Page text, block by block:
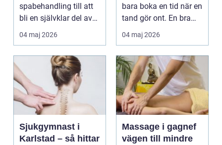
spabehandling till att
bli en självklar del av
mångas vardag...
04 maj 2026
bara boka en tid när en
tand gör ont. En bra
tandvårdskli...
04 maj 2026
Sjukgymnast i
Karlstad – så hittar
Massage i gagnef
vägen till mindre